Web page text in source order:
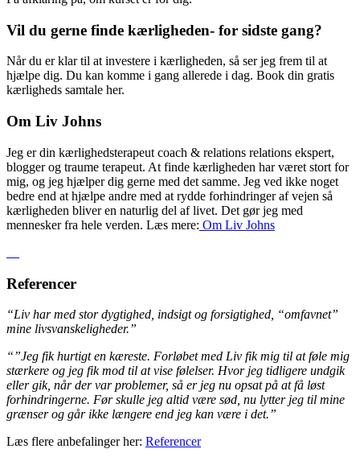
Vil du gerne finde kærligheden- for sidste gang?
Når du er klar til at investere i kærligheden, så ser jeg frem til at
hjælpe dig. Du kan komme i gang allerede i dag. Book din gratis
kærligheds samtale her.
Om Liv Johns
Jeg er din kærlighedsterapeut coach & relations relations ekspert,
blogger og traume terapeut. At finde kærligheden har været stort for
mig, og jeg hjælper dig gerne med det samme. Jeg ved ikke noget
bedre end at hjælpe andre med at rydde forhindringer af vejen så
kærligheden bliver en naturlig del af livet. Det gør jeg med
mennesker fra hele verden. Læs mere: Om Liv Johns
Referencer
“Liv har med stor dygtighed, indsigt og forsigtighed, “omfavnet”
mine livsvanskeligheder.”
“”Jeg fik hurtigt en kæreste. Forløbet med Liv fik mig til at føle mig
stærkere og jeg fik mod til at vise følelser. Hvor jeg tidligere undgik
eller gik, når der var problemer, så er jeg nu opsat på at få løst
forhindringerne. Før skulle jeg altid være sød, nu lytter jeg til mine
grænser og går ikke længere end jeg kan være i det.”
Læs flere anbefalinger her: Referencer